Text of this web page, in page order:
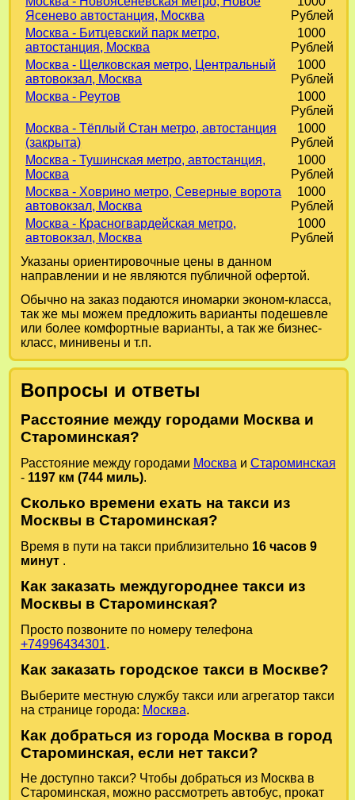
Ясенево автостанция, Москва
Рублей
Москва - Битцевский парк метро,
автостанция, Москва
1000
Рублей
Москва - Щелковская метро, Центральный
автовокзал, Москва
1000
Рублей
Москва - Реутов
1000
Рублей
Москва - Тёплый Стан метро, автостанция
(закрыта)
1000
Рублей
Москва - Тушинская метро, автостанция,
Москва
1000
Рублей
Москва - Ховрино метро, Северные ворота
автовокзал, Москва
1000
Рублей
Москва - Красногвардейская метро,
автовокзал, Москва
1000
Рублей
Указаны ориентировочные цены в данном
направлении и не являются публичной офертой.
Обычно на заказ подаются иномарки эконом-класса,
так же мы можем предложить варианты подешевле
или более комфортные варианты, а так же бизнес-
класс, минивены и т.п.
Вопросы и ответы
Расстояние между городами Москва и
Староминская?
Расстояние между городами Москва и Староминская
- 1197 км (744 миль).
Сколько времени ехать на такси из
Москвы в Староминская?
Время в пути на такси приблизительно 16 часов 9
минут .
Как заказать междугороднее такси из
Москвы в Староминская?
Просто позвоните по номеру телефона
+74996434301.
Как заказать городское такси в Москве?
Выберите местную службу такси или агрегатор такси
на странице города: Москва.
Как добраться из города Москва в город
Староминская, если нет такси?
Не доступно такси? Чтобы добраться из Москва в
Староминская, можно рассмотреть автобус, прокат